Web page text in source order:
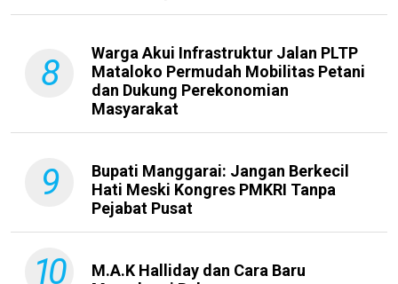
8
Warga Akui Infrastruktur Jalan PLTP
Mataloko Permudah Mobilitas Petani
dan Dukung Perekonomian
Masyarakat
9
Bupati Manggarai: Jangan Berkecil
Hati Meski Kongres PMKRI Tanpa
Pejabat Pusat
10
M.A.K Halliday dan Cara Baru